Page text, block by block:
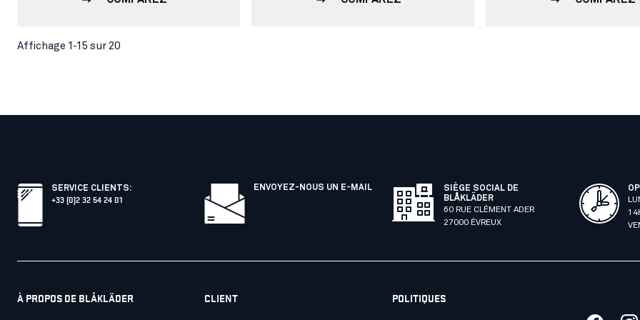
Affichage 1-15 sur 20
SERVICE CLIENTS:
+33 (0)2 32 54 24 01
ENVOYEZ-NOUS UN E-MAIL
SIÈGE SOCIAL DE
BLÅKLÄDER
60 RUE CLÉMENT ADER
27000 ÉVREUX
À PROPOS DE BLÅKLÄDER CLIENT POLITIQUES